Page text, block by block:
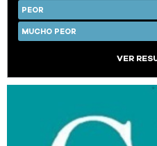
PEOR
MUCHO PEOR
VER